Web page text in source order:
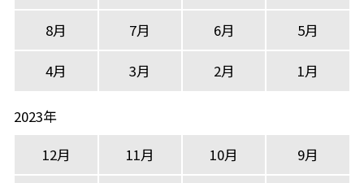
8月 7月 6月 5月
4月 3月 2月 1月
2023年
12月
11月 10月 9月